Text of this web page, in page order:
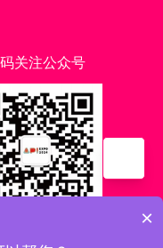
关注公众号
×